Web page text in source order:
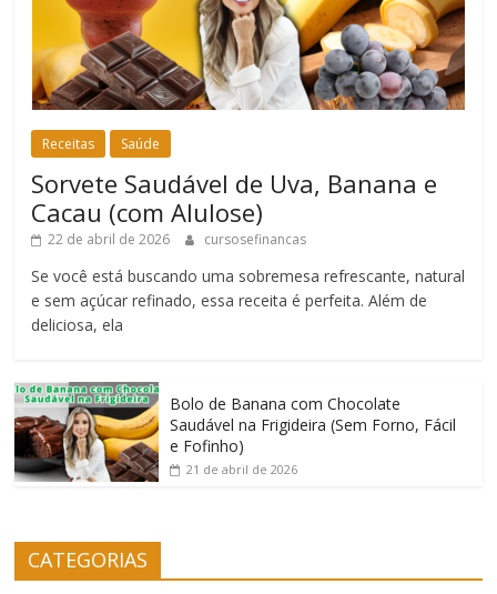
Receitas Saúde
Sorvete Saudável de Uva, Banana e
Cacau (com Alulose)
22 de abril de 2026 cursosefinancas
Se você está buscando uma sobremesa refrescante, natural
e sem açúcar refinado, essa receita é perfeita. Além de
deliciosa, ela
Bolo de Banana com Chocolate
Saudável na Frigideira (Sem Forno, Fácil
e Fofinho)
21 de abril de 2026
CATEGORIAS